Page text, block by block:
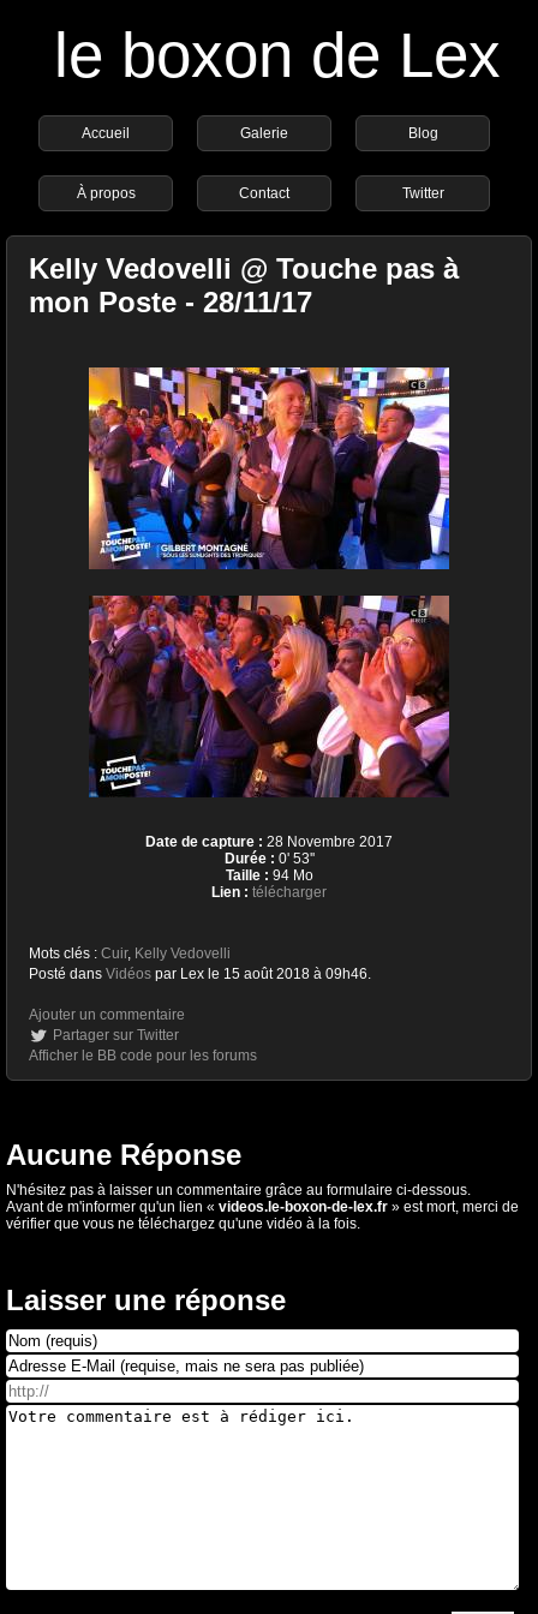
le boxon de Lex
Accueil Galerie Blog
À propos Contact Twitter
Kelly Vedovelli @ Touche pas à
mon Poste - 28/11/17
Date de capture : 28 Novembre 2017
Durée : 0' 53''
Taille : 94 Mo
Lien : télécharger
Mots clés : Cuir, Kelly Vedovelli
Posté dans Vidéos par Lex le 15 août 2018 à 09h46.
Ajouter un commentaire
Partager sur Twitter
Afficher le BB code pour les forums
Aucune Réponse
N'hésitez pas à laisser un commentaire grâce au formulaire ci-dessous.
Avant de m'informer qu'un lien « videos.le-boxon-de-lex.fr » est mort, merci de
vérifier que vous ne téléchargez qu'une vidéo à la fois.
Laisser une réponse